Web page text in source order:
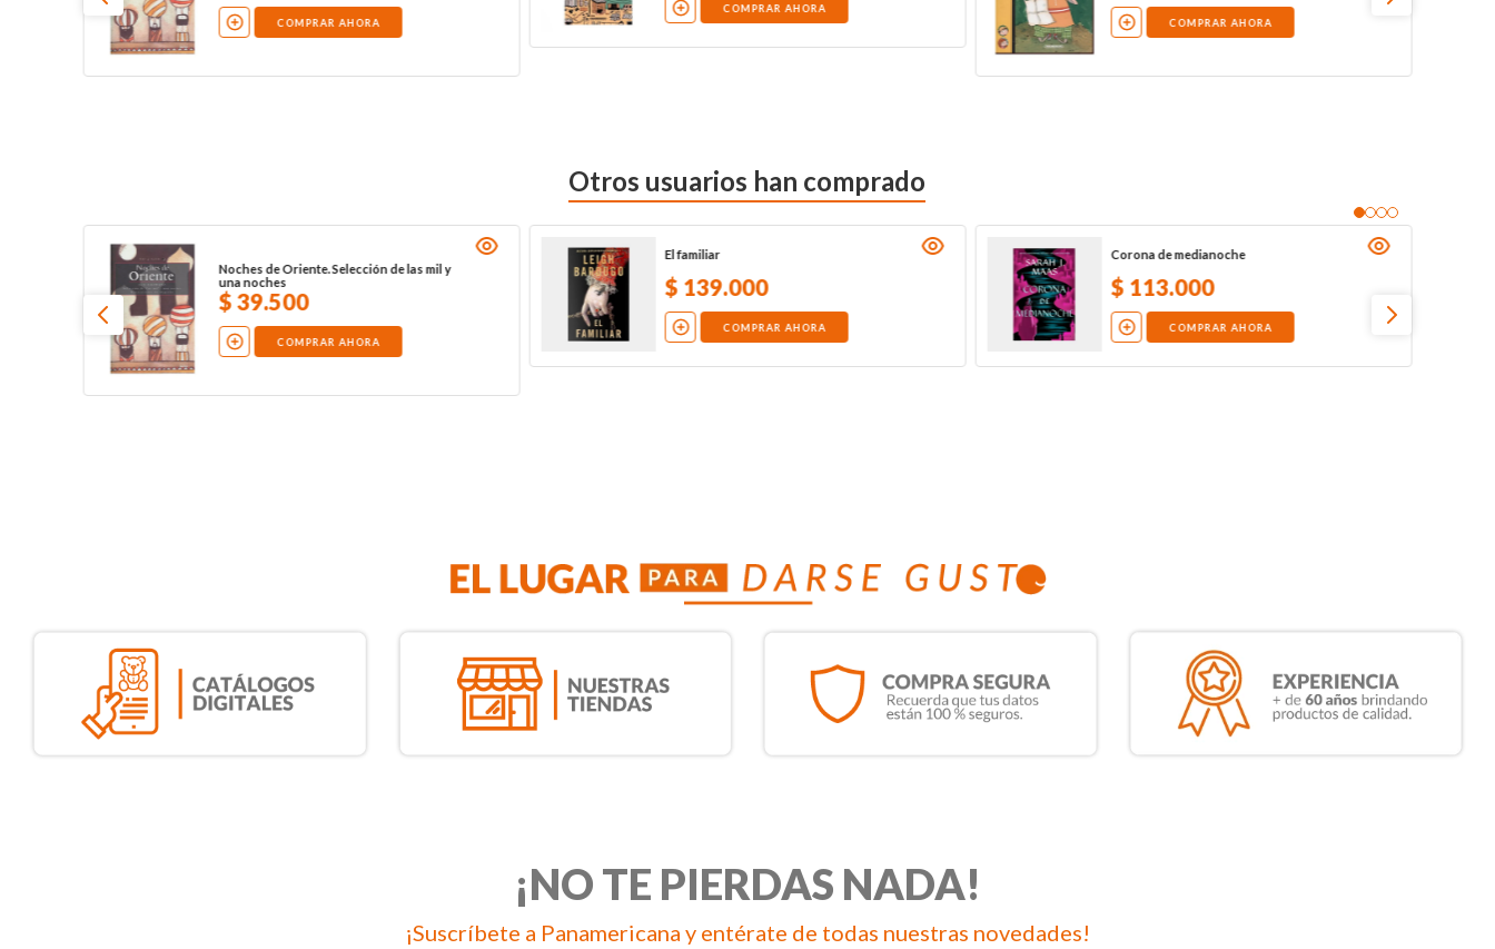
COMPRAR AHORA
COMPRAR AHORA
COMPRAR AHORA
Otros usuarios han comprado
Noches de Oriente. Selección de las mil y
una noches
$39.500
COMPRAR AHORA
El familiar
$ 139.000
COMPRAR AHORA
Corona de medianoche
$ 113.000
COMPRAR AHORA
¡NO TE PIERDAS NADA!
¡Suscríbete a Panamericana y entérate de todas nuestras novedades!